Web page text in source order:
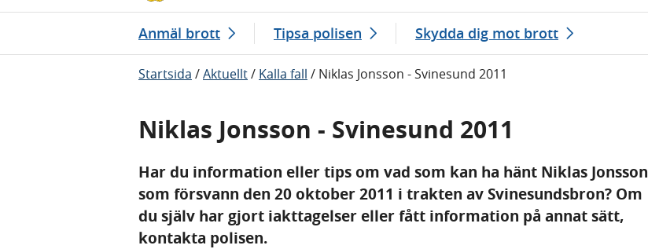
Anmäl brott Tipsa polisen Skydda dig mot brott
Startsida /Aktuellt/ Kalla fall / Niklas Jonsson - Svinesund 2011
Niklas Jonsson - Svinesund 2011
Har du information eller tips om vad som kan ha hänt Niklas Jonsson
som försvann den 20 oktober 2011 i trakten av Svinesundsbron? Om
du själv har gjort iakttagelser eller fått information på annat sätt,
kontakta polisen.